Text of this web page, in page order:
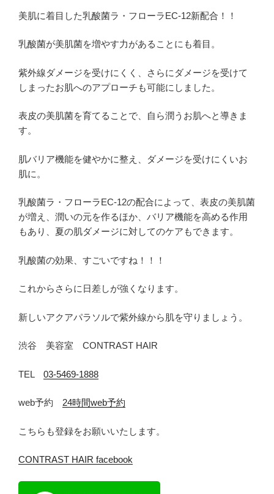
美肌に着目した乳酸菌ラ・フローラEC-12新配合！！
乳酸菌が美肌菌を増やす力があることにも着目。
紫外線ダメージを受けにくく、さらにダメージを受けて
しまったお肌へのアプローチも可能にしました。
表皮の美肌菌を育てることで、自ら潤うお肌へと導きま
す。
肌バリア機能を健やかに整え、ダメージを受けにくいお
肌に。
乳酸菌ラ・フローラEC-12の配合によって、表皮の美肌菌
が増え、潤いの元を作るほか、バリア機能を高める作用
もあり、夏の肌ダメージに対してのケアもできます。
乳酸菌の効果、すごいですね！！！
これからさらに日差しが強くなります。
新しいアクアパラソルで紫外線から肌を守りましょう。
渋谷 美容室 CONTRAST HAIR
TEL 03-5469-1888
web予約 24時間web予約
こちらも登録をお願いいたします。
CONTRAST HAIR facebook